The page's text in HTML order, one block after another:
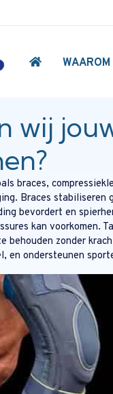
WAAROM
wij
braces,
Braces
bevordert en
kan voorkomen.
behouden zonder
en ondersteunen